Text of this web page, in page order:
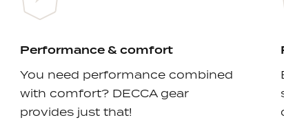
Performance & comfort
You need performance combined
with comfort? DECCA gear
provides just that!